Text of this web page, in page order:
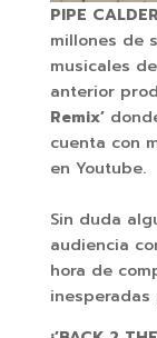
PIPE
millones de
musicales
anterior
Remix’
cuenta con
en Youtube.
Sin duda
audiencia
hora de